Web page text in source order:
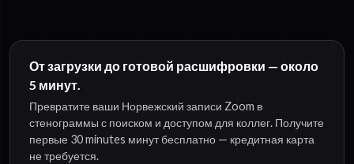
От загрузки до готовой расшифровки — около
5 минут.
Превратите ваши Норвежский записи Zoom в
стенограммы с поиском и доступом для коллег. Получите
первые 30 minutes минут бесплатно — кредитная карта
не требуется.